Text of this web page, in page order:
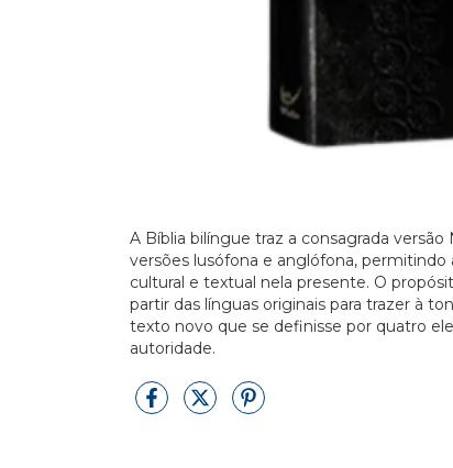
A Bíblia bilíngue traz a consagrada
versões lusófona e anglófona,
cultural e textual nela presente. O
partir das línguas originais para trazer à
texto novo que se definisse por quatro
autoridade.